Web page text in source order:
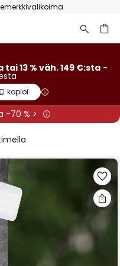
tai 13 % väh. 149 €:sta -
kopioi
-70 % >